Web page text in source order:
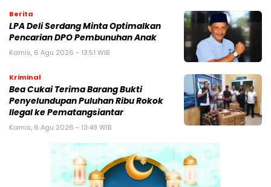
Berita
LPA Deli Serdang Minta Optimalkan
Pencarian DPO Pembunuhan Anak
Kamis, 6 Agu 2026 - 13:51 WIB
Kriminal
Bea Cukai Terima Barang Bukti
Penyelundupan Puluhan Ribu Rokok
Ilegal ke Pematangsiantar
Kamis, 6 Agu 2026 - 13:49 WIB